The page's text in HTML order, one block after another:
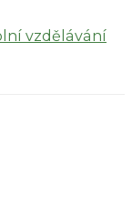
vzdělávání